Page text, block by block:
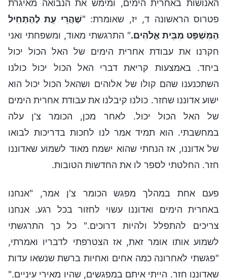
האנושות באחרית הימים, ומימש את הנבואה מאיגרת
פטרוס הראשונה ד, יז, שאומרת: "שֶׁהֲרֵי עֵת לְהַתְחִיל
הַמִּשְׁפָּט מִבֵּית אֱלֹהִים." התרגשתי מאוד, ומשפחתי ואני
חקרנו את עבודת אחרית הימים של האל הכול יכול
ביחד. באמצעות קריאת דברי האל הכול יכול כולנו
השתכנענו שהם קולו של אלוהים ושהאל הכול יכול הוא
ישוע אדוננו שחזר. כולנו קיבלנו את עבודת אחרית הימים
של האל הכול יכול. לאחר מכן, הכומר צ'ן עלה
במחשבתי. הוא תמיד אמר לנו לחכות בדריכות לבואו
של אדוננו, אז הנחתי שהוא ישמח מאוד לשמוע שאדוננו
חזר. החלטתי לספר לו את החדשות הטובות.
פעם אחת במהלך מפגש הכומר צ'ן אמר, "אנחנו
באחרית הימים ואדוננו עשוי לחזור בכל רגע. אנחנו
צריכים להתפלל ולהיות דרוכים." כל כך התרגשתי
לשמוע אותו אומר זאת, אז הצטרפתי לדבריו ואמרתי,
"פגשתי לאחרונה כמה אחים ואחיות ברשת שנשאו עדות
שאדוננו חזר. הייתי איתם במפגשים, שהיו מאירי עיניים."